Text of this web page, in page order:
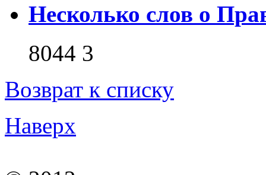
Несколько слов о
8044 3
Возврат к списку
Наверх